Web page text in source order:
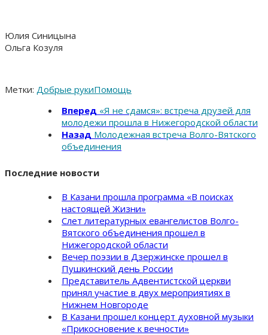
Юлия Синицына
Ольга Козуля
Метки: Добрые рукиПомощь
Вперед «Я не сдамся»: встреча друзей для
молодежи прошла в Нижегородской области
Назад Молодежная встреча Волго-Вятского
объединения
Последние новости
В Казани прошла программа «В поисках
настоящей Жизни»
Слет литературных евангелистов Волго-
Вятского объединения прошел в
Нижегородской области
Вечер поэзии в Дзержинске прошел в
Пушкинский день России
Представитель Адвентистской церкви
принял участие в двух мероприятиях в
Нижнем Новгороде
В Казани прошел концерт духовной музыки
«Прикосновение к вечности»